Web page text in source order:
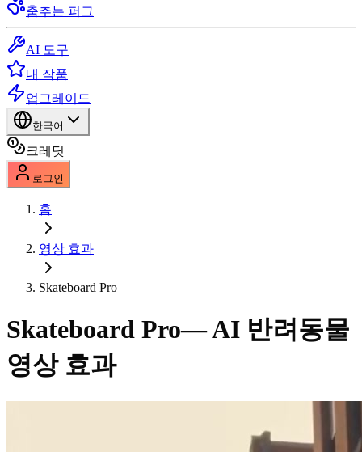
춤추는 퍼그
AI 도구
내 작품
업그레이드
한국어
크레딧
로그인
홈
영상 효과
Skateboard Pro
Skateboard Pro— AI 반려동물
영상 효과